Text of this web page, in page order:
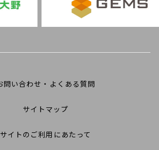
問い合わせ・よくある質問
サイトマップ
サイトのご利用にあたって